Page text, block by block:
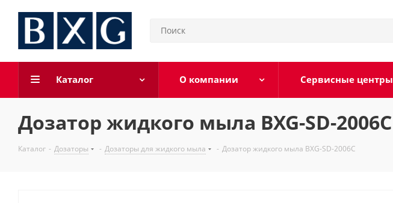
Каталог О компании Сервисные центры
Дозатор жидкого мыла BXG-SD-2006C
Каталог - Дозаторы - Дозаторы для жидкого мыла - Дозатор жидкого мыла BXG-SD-2006C